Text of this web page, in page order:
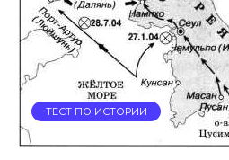
ТЕСТ ПО ИСТОРИИ